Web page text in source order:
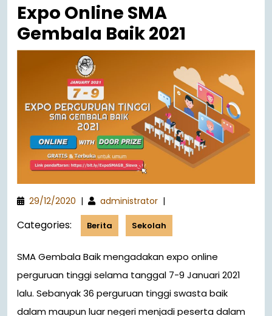
Expo Online SMA
Gembala Baik 2021
29/12/2020 | administrator |
Categories: Berita Sekolah
SMA Gembala Baik mengadakan expo online
perguruan tinggi selama tanggal 7-9 Januari 2021
lalu. Sebanyak 36 perguruan tinggi swasta baik
dalam maupun luar negeri menjadi peserta dalam